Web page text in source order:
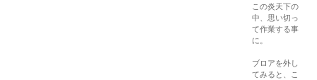
この炎天下の
中、思い切っ
て作業する事
に。
ブロアを外し
てみると、こ